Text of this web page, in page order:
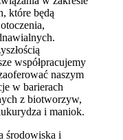
które będą
współpracujemy
naszym
w barierach
z biotworzyw,
i maniok.
środowiska i